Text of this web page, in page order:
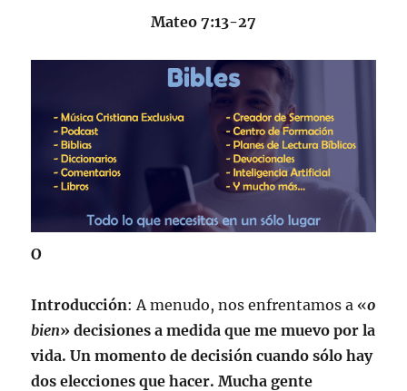
Mateo 7:13-27
O
Introducción: A menudo, nos enfrentamos a «o
bien» decisiones a medida que me muevo por la
vida. Un momento de decisión cuando sólo hay
dos elecciones que hacer. Mucha gente